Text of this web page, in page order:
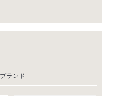
ブランド